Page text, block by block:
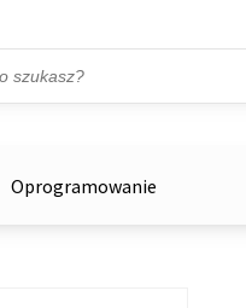
Oprogramowanie